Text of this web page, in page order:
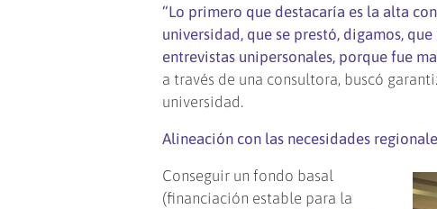
“Lo primero que destacaría es la alta
universidad, que se prestó, digamos,
entrevistas unipersonales, porque fue
a través de una consultora, buscó
universidad.
Alineación con las necesidades
Conseguir un fondo basal
(financiación estable para la